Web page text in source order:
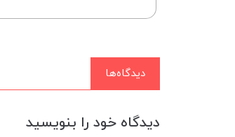
دیدگاه‌ها
دیدگاه خود را بنویسید